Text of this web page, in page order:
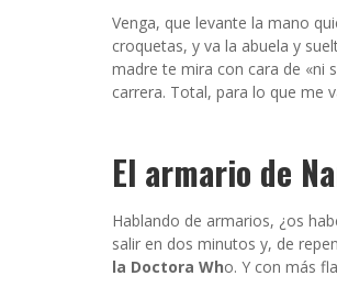
Venga, que levante la mano
croquetas, y va la abuela y
madre te mira con cara de «ni
carrera. Total, para lo que me
El armario de
Hablando de armarios, ¿os
salir en dos minutos y, de
la Doctora Who. Y con más